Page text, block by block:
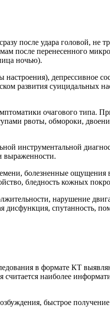
после удара головой, не
перенесенного
ночью).
депрессивное
развития суицидальных
очагового типа.
рвоты, обмороки,
инструментальной
выраженности.
болезненные ощущения
бледность кожных
нарушение
спутанность,
в формате КТ
наиболее
быстрое получение